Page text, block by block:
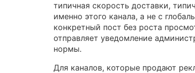
типичная скорость доставки,
именно этого канала, а не с
конкретный пост без роста
отправляет уведомление
нормы.
Для каналов, которые продают